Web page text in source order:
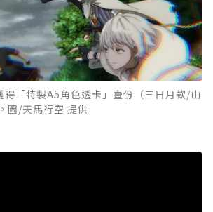
得「特製A5角色透卡」壹份（三日月款/山
圖/天馬行空 提供